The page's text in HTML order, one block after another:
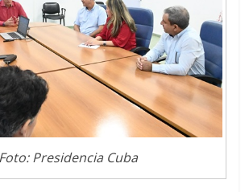
Foto: Presidencia Cuba